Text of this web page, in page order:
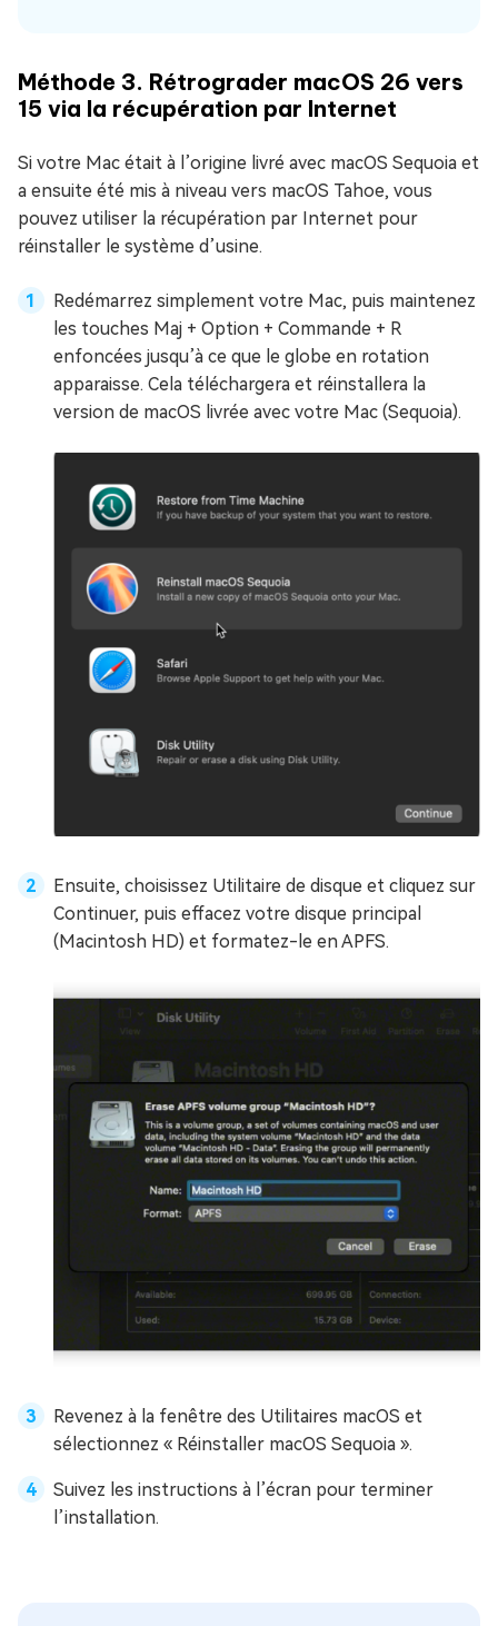
Méthode 3. Rétrograder macOS 26 vers
15 via la récupération par Internet
Si votre Mac était à l’origine livré avec macOS Sequoia et
a ensuite été mis à niveau vers macOS Tahoe, vous
pouvez utiliser la récupération par Internet pour
réinstaller le système d’usine.
Redémarrez simplement votre Mac, puis maintenez
les touches Maj + Option + Commande + R
enfoncées jusqu’à ce que le globe en rotation
apparaisse. Cela téléchargera et réinstallera la
version de macOS livrée avec votre Mac (Sequoia).
Ensuite, choisissez Utilitaire de disque et cliquez sur
Continuer, puis effacez votre disque principal
(Macintosh HD) et formatez-le en APFS.
Revenez à la fenêtre des Utilitaires macOS et
sélectionnez « Réinstaller macOS Sequoia ».
Suivez les instructions à l’écran pour terminer
l’installation.